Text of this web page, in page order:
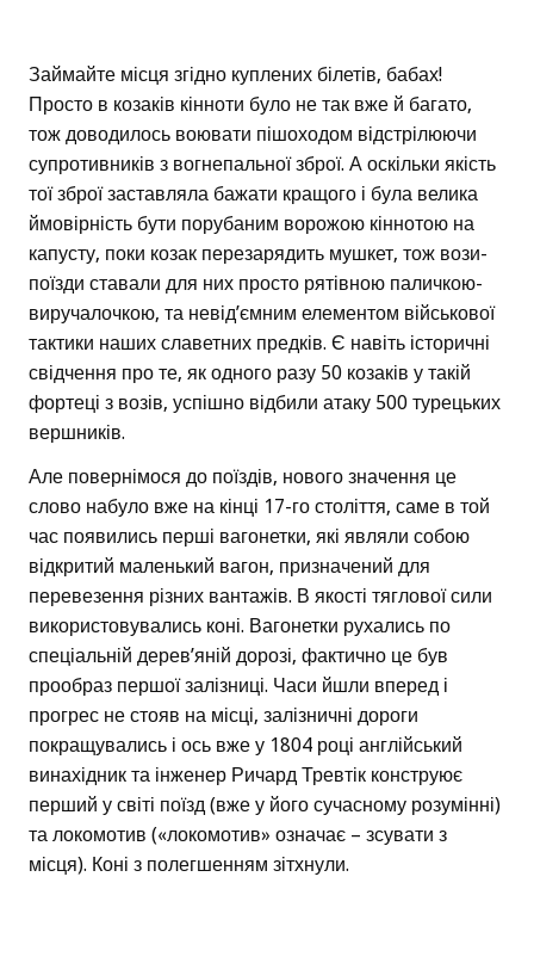
Займайте місця згідно куплених білетів, бабах!
Просто в козаків кінноти було не так вже й багато,
тож доводилось воювати пішоходом відстрілюючи
супротивників з вогнепальної зброї. А оскільки якість
тої зброї заставляла бажати кращого і була велика
ймовірність бути порубаним ворожою кіннотою на
капусту, поки козак перезарядить мушкет, тож вози-
поїзди ставали для них просто рятівною паличкою-
виручалочкою, та невід’ємним елементом військової
тактики наших славетних предків. Є навіть історичні
свідчення про те, як одного разу 50 козаків у такій
фортеці з возів, успішно відбили атаку 500 турецьких
вершників.
Але повернімося до поїздів, нового значення це
слово набуло вже на кінці 17-го століття, саме в той
час появились перші вагонетки, які являли собою
відкритий маленький вагон, призначений для
перевезення різних вантажів. В якості тяглової сили
використовувались коні. Вагонетки рухались по
спеціальній дерев’яній дорозі, фактично це був
прообраз першої залізниці. Часи йшли вперед і
прогрес не стояв на місці, залізничні дороги
покращувались і ось вже у 1804 році англійський
винахідник та інженер Ричард Тревтік конструює
перший у світі поїзд (вже у його сучасному розумінні)
та локомотив («локомотив» означає – зсувати з
місця). Коні з полегшенням зітхнули.